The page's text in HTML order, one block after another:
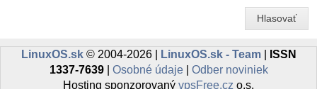
Hlasovať
LinuxOS.sk© 2004-2026 | LinuxOS.sk - Team|
ISSN
1337-7639| Osobné údaje| Odber noviniek
Hosting sponzorovaný vpsFree.cz o.s.